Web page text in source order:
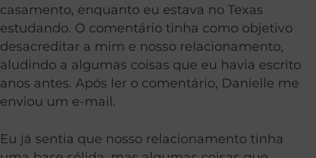
casamento, enquanto eu estava no Texas
estudando. O comentário tinha como objetivo
desacreditar a mim e nosso relacionamento,
aludindo a algumas coisas que eu havia escrito
anos antes. Após ler o comentário, Danielle me
enviou um e-mail.
Eu já sentia que nosso relacionamento tinha